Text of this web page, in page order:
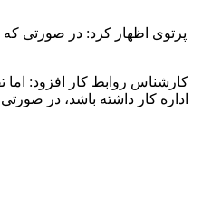
کارشناس روابط کار افزود:
اداره کار داشته باشد، در